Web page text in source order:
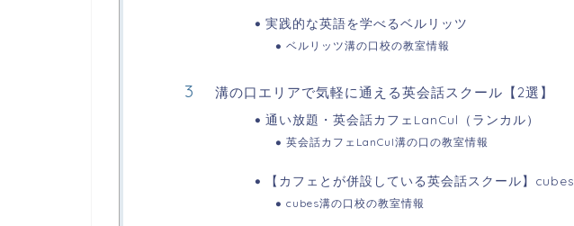
実践的な英語を学べるベルリッツ
ベルリッツ溝の口校の教室情報
溝の口エリアで気軽に通える英会話スクール【2選】
通い放題・英会話カフェLanCul（ランカル）
英会話カフェLanCul溝の口の教室情報
【カフェとが併設している英会話スクール】cubes
cubes溝の口校の教室情報